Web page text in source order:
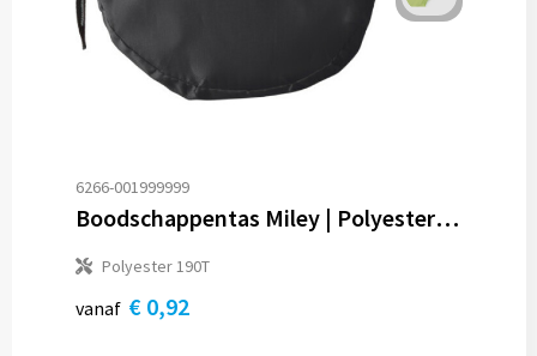
6266-001999999
Boodschappentas Miley | Polyester 190T | Opvouwbaar | 8 l
Polyester 190T
vanaf € 0,92